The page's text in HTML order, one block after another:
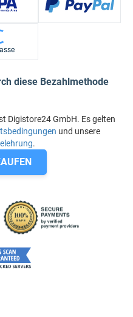
diese Bezahlmethode
Digistore24 GmbH. Es gelten
und unsere
.